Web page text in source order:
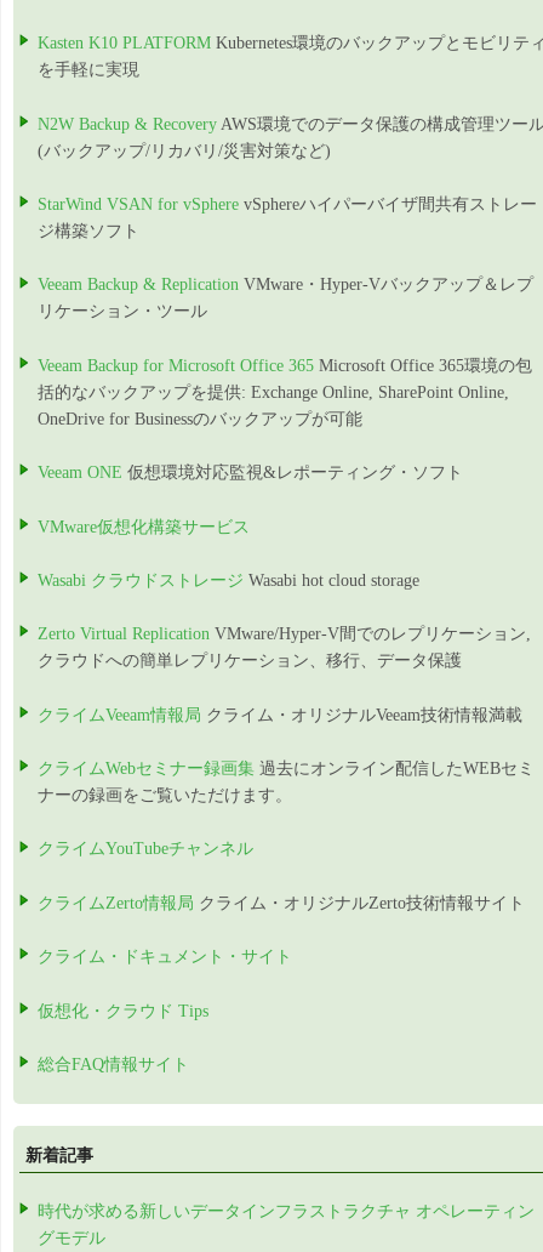
Kasten K10 PLATFORM Kubernetes環境のバックアップとモビリテ
を手軽に実現
N2W Backup & Recovery AWS環境でのデータ保護の構成管理ツー
(バックアップ/リカバリ/災害対策など)
StarWind VSAN for vSphere vSphereハイパーバイザ間共有ストレー
ジ構築ソフト
Veeam Backup & Replication VMware・Hyper-Vバックアップ＆レプ
リケーション・ツール
Veeam Backup for Microsoft Office 365 Microsoft Office 365環境の包
括的なバックアップを提供: Exchange Online, SharePoint Online,
OneDrive for Businessのバックアップが可能
Veeam ONE 仮想環境対応監視&レポーティング・ソフト
VMware仮想化構築サービス
Wasabi クラウドストレージ Wasabi hot cloud storage
Zerto Virtual Replication VMware/Hyper-V間でのレプリケーション,
クラウドへの簡単レプリケーション、移行、データ保護
クライムVeeam情報局 クライム・オリジナルVeeam技術情報満載
クライムWebセミナー録画集 過去にオンライン配信したWEBセミ
ナーの録画をご覧いただけます。
クライムYouTubeチャンネル
クライムZerto情報局 クライム・オリジナルZerto技術情報サイト
クライム・ドキュメント・サイト
仮想化・クラウド Tips
総合FAQ情報サイト
新着記事
時代が求める新しいデータインフラストラクチャ オペレーティン
グモデル